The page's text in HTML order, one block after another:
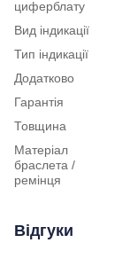
циферблату
Вид індикації
Тип індикації
Додатково
Гарантія
Товщина
Матеріал
браслета /
ремінця
Відгуки